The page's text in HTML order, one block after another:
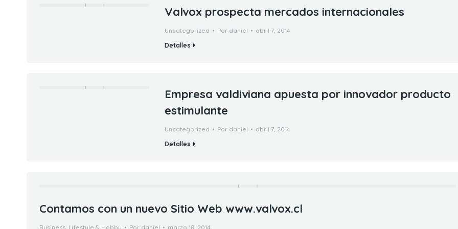
Valvox prospecta mercados internacionales
Uncategorized Por daniel
abril 7, 2014
Detalles
Empresa valdiviana apuesta por innovador producto
estimulante
Uncategorized Por daniel
abril 7, 2014
Detalles
Contamos con un nuevo Sitio Web www.valvox.cl
Business Lifestyle & Hobby Por daniel marzo 18, 2014